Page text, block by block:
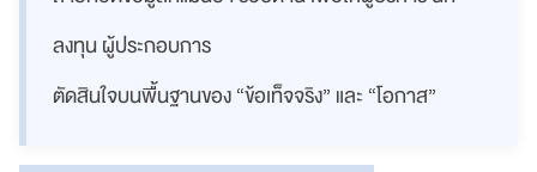
ลงทุน ผู้ประกอบการ
ตัดสินใจบนพื้นฐานของ “ข้อเท็จจริง” และ “โอกาส”